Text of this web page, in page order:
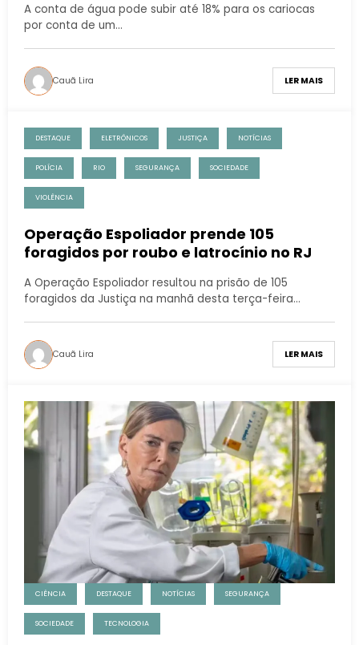
A conta de água pode subir até 18% para os cariocas
por conta de um…
Cauã Lira LER MAIS
DESTAQUE ELETRÔNICOS JUSTIÇA NOTÍCIAS
POLÍCIA RIO SEGURANÇA SOCIEDADE
VIOLÊNCIA
Operação Espoliador prende 105
foragidos por roubo e latrocínio no RJ
A Operação Espoliador resultou na prisão de 105
foragidos da Justiça na manhã desta terça-feira…
Cauã Lira LER MAIS
CIÊNCIA DESTAQUE NOTÍCIAS SEGURANÇA
SOCIEDADE TECNOLOGIA